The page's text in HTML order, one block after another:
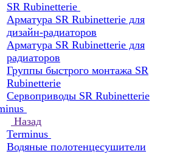
SR Rubinetterie
Арматура SR Rubinetterie для
дизайн-радиаторов
Арматура SR Rubinetterie для
радиаторов
Группы быстрого монтажа SR
Rubinetterie
Сервоприводы SR Rubinetterie
Назад
Terminus
Водяные полотенцесушители